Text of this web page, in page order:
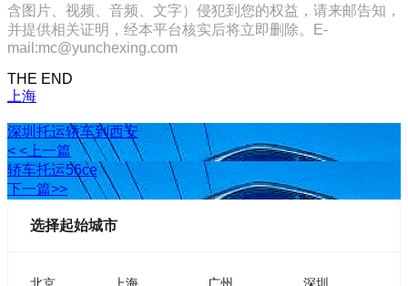
含图片、视频、音频、文字）侵犯到您的权益，请来邮告知，
并提供相关证明，经本平台核实后将立即删除。E-
mail:mc@yunchexing.com
THE END
上海
深圳托运轿车到西安
< <上一篇
轿车托运56ce
下一篇>>
选择起始城市
北京 上海 广州
深圳